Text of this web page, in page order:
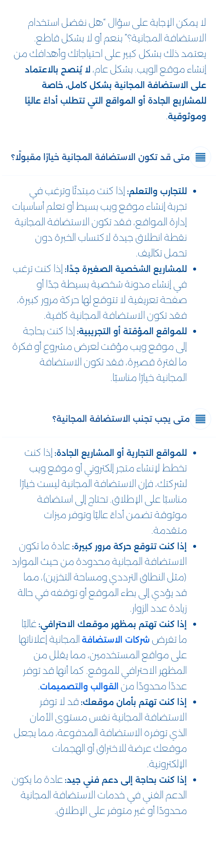
لا يمكن الإجابة على سؤال “هل نفضل استخدام
الاستضافة المجانية؟” بنعم أو لا بشكل قاطع.
يعتمد ذلك بشكل كبير على احتياجاتك وأهدافك من
إنشاء موقع الويب. بشكل عام، لا يُنصح بالاعتماد
على الاستضافة المجانية بشكل كامل، خاصة
للمشاريع الجادة أو المواقع التي تتطلب أداءً عاليًا
وموثوقية.
متى قد تكون الاستضافة المجانية خيارًا مقبولًا؟
للتجارب والتعلم: إذا كنت مبتدئًا وترغب في
تجربة إنشاء موقع ويب بسيط أو تعلم أساسيات
إدارة المواقع، فقد تكون الاستضافة المجانية
نقطة انطلاق جيدة لاكتساب الخبرة دون
تحمل تكاليف.
للمشاريع الشخصية الصغيرة جدًا: إذا كنت ترغب
في إنشاء مدونة شخصية بسيطة جدًا أو
صفحة تعريفية لا تتوقع لها حركة مرور كبيرة،
فقد تكون الاستضافة المجانية كافية.
للمواقع المؤقتة أو التجريبية: إذا كنت بحاجة
إلى موقع ويب مؤقت لعرض مشروع أو فكرة
ما لفترة قصيرة، فقد تكون الاستضافة
المجانية خيارًا مناسبًا.
متى يجب تجنب الاستضافة المجانية؟
للمواقع التجارية أو المشاريع الجادة: إذا كنت
تخطط لإنشاء متجر إلكتروني أو موقع ويب
لشركتك، فإن الاستضافة المجانية ليست خيارًا
مناسبًا على الإطلاق. تحتاج إلى استضافة
موثوقة تضمن أداءً عاليًا وتوفر ميزات
متقدمة.
إذا كنت تتوقع حركة مرور كبيرة: عادة ما تكون
الاستضافة المجانية محدودة من حيث الموارد
(مثل النطاق الترددي ومساحة التخزين)، مما
قد يؤدي إلى بطء الموقع أو توقفه في حالة
زيادة عدد الزوار.
إذا كنت تهتم بمظهر موقعك الاحترافي: غالبًا
ما تفرض شركات الاستضافة المجانية إعلاناتها
على مواقع المستخدمين، مما يقلل من
المظهر الاحترافي للموقع. كما أنها قد توفر
عددًا محدودًا من القوالب والتصميمات.
إذا كنت تهتم بأمان موقعك: قد لا توفر
الاستضافة المجانية نفس مستوى الأمان
الذي توفره الاستضافة المدفوعة، مما يجعل
موقعك عرضة للاختراق أو الهجمات
الإلكترونية.
إذا كنت بحاجة إلى دعم فني جيد: عادة ما يكون
الدعم الفني في خدمات الاستضافة المجانية
محدودًا أو غير متوفر على الإطلاق.